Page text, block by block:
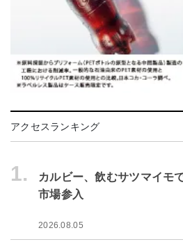
アクセスランキング
1.
カルビー、飲むサツマイモ
市場参入
2026.08.05